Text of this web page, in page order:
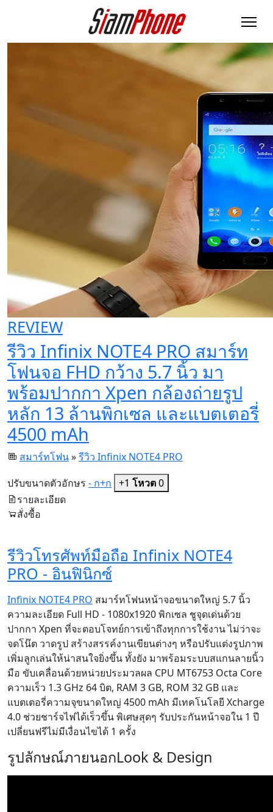
REVIEW
รีวิว Infinix NOTE4 PRO สมาร์ท
โฟนจอ FHD กว้าง 5.7 นิ้ว มา
พร้อมปากกา Xpen กล้องถ่ายรูป
หลัก 13 ล้านพิกเซล และแบตเตอรี่
4500 mAh
สมาร์ทโฟน»รีวิว Infinix NOTE4 PRO
ปรับขนาดตัวอักษร - ก+ก +1 โหวต0
รายละเอียด
สั่งซื้อ
รีวิวโทรศัพท์มือถือ Infinix NOTE4
PRO - อินฟินิกซ์
Infinix NOTE4 PRO สมาร์ทโฟนหน้าจอขนาดใหญ่ 5.7 นิ้ว
ความละเอียด Full HD - 1080x1920 พิกเซล ชูจุดเด่นด้วย
ปากกา Xpen ที่จะตอบโจทย์การเข้าถึงทุกการใช้งาน ไม่ว่าจะ
จดโน๊ต วาดรูป สร้างสรรค์งานเขียนต่างๆ หรือปรับแต่งรูปภาพ
เพิ่มลูกเล่นให้น่าสนใจยิ่งขึ้น ทั้งยัง มาพร้อมระบบสแกนลายนิ้ว
มือ ขับเคลื่อนด้วยหน่วยประมวลผล CPU MT6753 Octa Core
ความเร็ว 1.3 GHz 64 บิต, RAM 3 GB, ROM 32 GB และ
แบตเตอรี่ความจุขนาดใหญ่ 4500 mAh มีเทคโนโลยี Xcharge
4.0 ช่วยชาร์จไฟได้เร็วขึ้น พิเศษสุดๆ รับประกันหน้าจอใน 1 ปี
เปลี่ยนฟรีไม่มีเงื่อนไขได้ 1 ครั้ง
รูปลักษณ์ภายนอกLook & Design